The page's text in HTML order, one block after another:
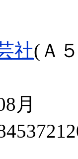
社(Ａ
月